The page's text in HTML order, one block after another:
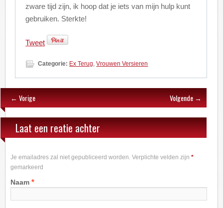
zware tijd zijn, ik hoop dat je iets van mijn hulp kunt
gebruiken. Sterkte!
Tweet
Categorie: Ex Terug,Vrouwen Versieren
← Vorige Volgende →
Laat een reatie achter
Je emailadres zal niet gepubliceerd worden. Verplichte velden zijn *
gemarkeerd
Naam *